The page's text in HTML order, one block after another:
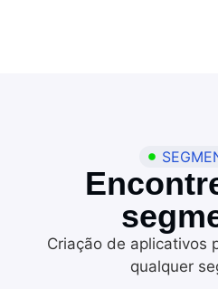
Criação de aplicativos
qualquer